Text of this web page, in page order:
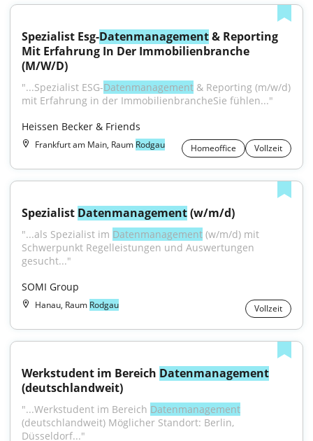
Spezialist Esg-Datenmanagement & Reporting
Mit Erfahrung In Der Immobilienbranche
(M/W/D)
"...Spezialist ESG-Datenmanagement & Reporting (m/w/d)
mit Erfahrung in der ImmobilienbrancheSie fühlen..."
Heissen Becker & Friends
Frankfurt am Main, Raum Rodgau Homeoffice Vollzeit
Spezialist Datenmanagement (w/m/d)
"...als Spezialist im Datenmanagement (w/m/d) mit
Schwerpunkt Regelleistungen und Auswertungen
gesucht..."
SOMI Group
Hanau, Raum Rodgau Vollzeit
Werkstudent im Bereich Datenmanagement
(deutschlandweit)
"...Werkstudent im Bereich Datenmanagement
(deutschlandweit) Möglicher Standort: Berlin,
Düsseldorf..."